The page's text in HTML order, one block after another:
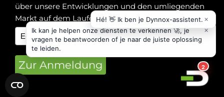
über unsere Entwicklungen und den umliegenden
Markt auf dem Laufenden!
Zur Anmeldung